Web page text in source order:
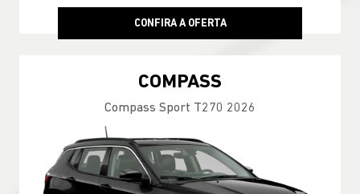
CONFIRA A OFERTA
COMPASS
Compass Sport T270 2026